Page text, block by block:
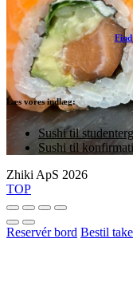
Find
Læs vores indlæg:
Sushi til
Sushi til
Zhiki ApS 2026
TOP
Reservér bord Bestil